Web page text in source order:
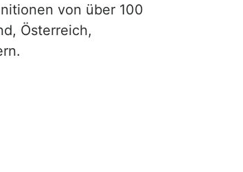
von über 100
Österreich,